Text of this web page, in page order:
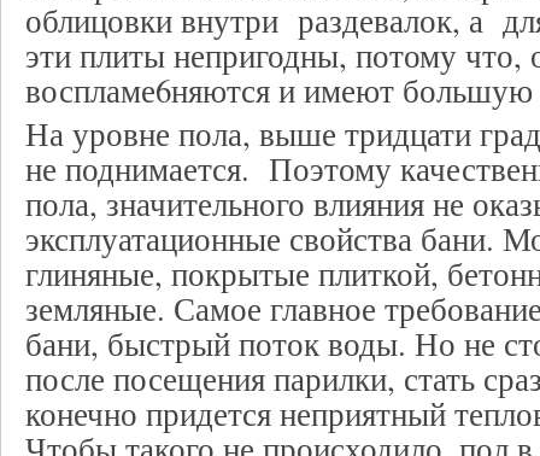
облицовки внутри раздевалок, а
эти плиты непригодны, потому что,
воспламе6няются и имеют большую
На уровне пола, выше тридцати
не поднимается. Поэтому
пола, значительного влияния не
эксплуатационные свойства бани.
глиняные, покрытые плиткой,
земляные. Самое главное
бани, быстрый поток воды. Но не
после посещения парилки, стать
конечно придется неприятный